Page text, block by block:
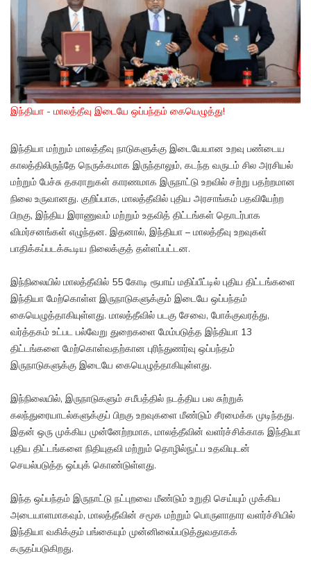
இந்தியா - மாலத்தீவு இடையே ஒப்பந்தம் கையெழுத்து!
இந்தியா மற்றும் மாலத்தீவு நாடுகளுக்கு இடையேயான உறவு பண்டைய
காலத்திலிருந்தே நெருக்கமாக இருந்தாலும், கடந்த வருடம் சில அரசியல்
மற்றும் பேச்சு தகராறுகள் காரணமாக இருநாட்டு உறவில் சற்று பதற்றமான
நிலை உருவானது. குறிப்பாக, மாலத்தீவில் புதிய அரசாங்கம் பதவியேற்ற
பிறகு, இந்திய இராணுவம் மற்றும் உதவித் திட்டங்கள் தொடர்பாக
விமர்சனங்கள் எழுந்தன. இதனால், இந்தியா – மாலத்தீவு உறவுகள்
பாதிக்கப்படக்கூடிய நிலைக்குத் தள்ளப்பட்டன.
இந்நிலையில் மாலத்தீவில் 55 கோடி ரூபாய் மதிப்பீட்டில் புதிய திட்டங்களை
இந்தியா மேற்கொள்ள இருநாடுகளுக்கும் இடையே ஒப்பந்தம்
கையெழுத்தாகியுள்ளது. மாலத்தீவில் படகு சேவை, போக்குவரத்து,
வர்த்தகம் உட்பட பல்வேறு துறைகளை மேம்படுத்த இந்தியா 13
திட்டங்களை மேற்கொள்வதற்கான புரிந்துணர்வு ஒப்பந்தம்
இருநாடுகளுக்கு இடையே கையெழுத்தாகியுள்ளது.
இந்நிலையில், இருநாடுகளும் சமீபத்தில் நடத்திய பல சுற்றுக்
கலந்துரையாடல்களுக்குப் பிறகு உறவுகளை மீண்டும் சீரமைக்க முடிந்தது.
இதன் ஒரு முக்கிய முன்னேற்றமாக, மாலத்தீவின் வளர்ச்சிக்காக இந்தியா
புதிய திட்டங்களை நிதியுதவி மற்றும் தொழில்நுட்ப உதவியுடன்
செயல்படுத்த ஒப்புக் கொண்டுள்ளது.
இந்த ஒப்பந்தம் இருநாட்டு நட்புறவை மீண்டும் உறுதி செய்யும் முக்கிய
அடையாளமாகவும், மாலத்தீவின் சமூக மற்றும் பொருளாதார வளர்ச்சியில்
இந்தியா வகிக்கும் பங்கையும் முன்னிலைப்படுத்துவதாகக்
கருதப்படுகிறது.